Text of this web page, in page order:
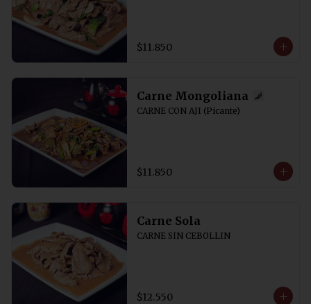
$11.850
Carne Mongoliana
CARNE CON AJI (Picante)
$11.850
Carne Sola
CARNE SIN CEBOLLIN
$12.550